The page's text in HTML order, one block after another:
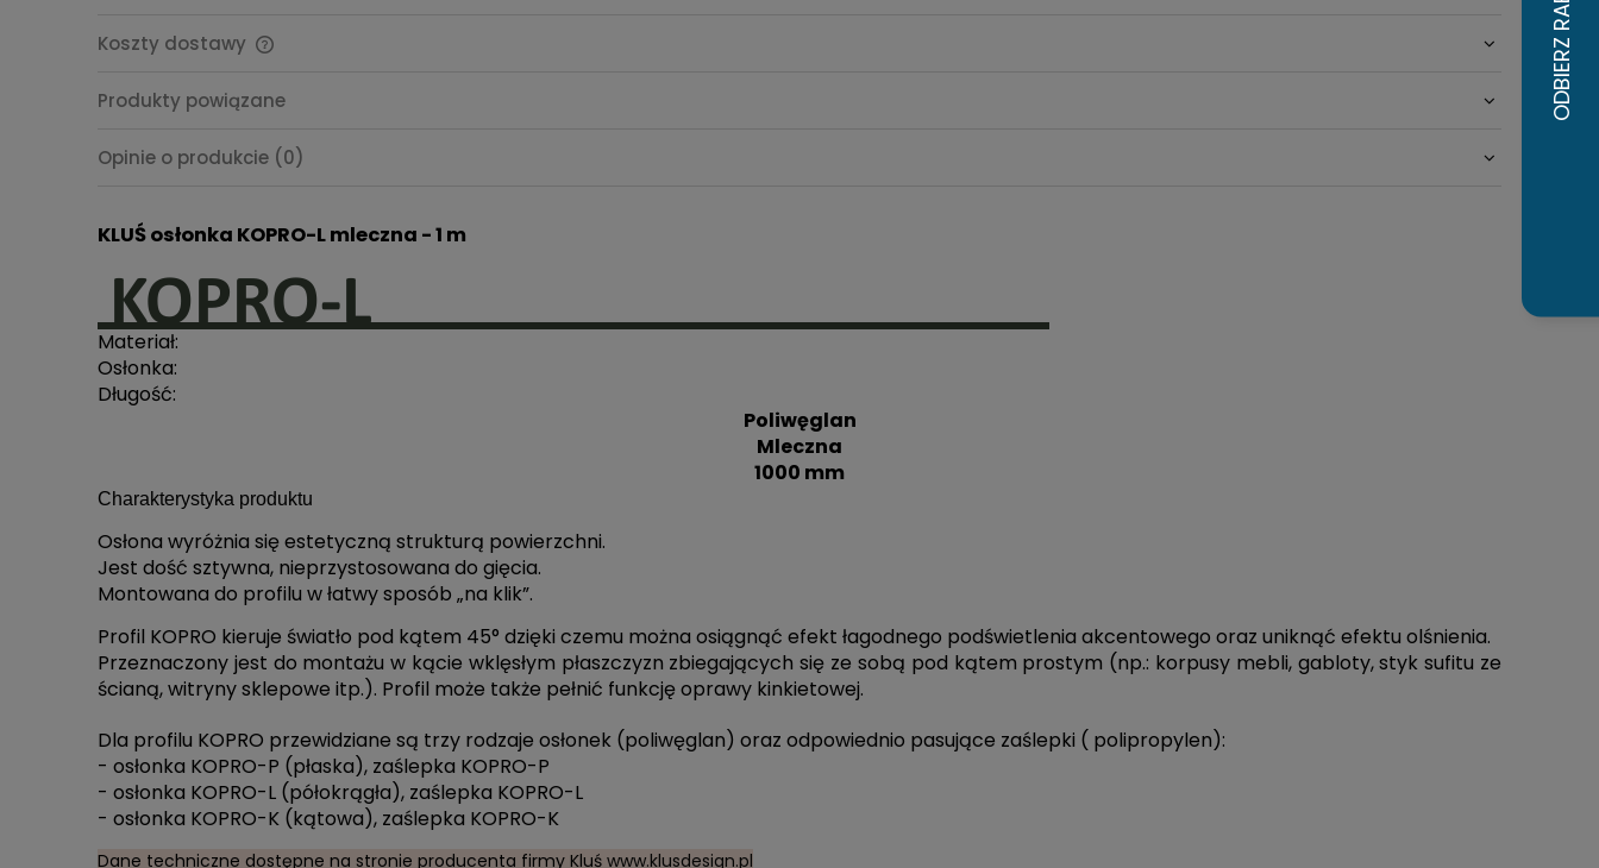
Koszty dostawy
Cena nie zawiera ewentualnych
Produkty powiązane
Opinie o produkcie (0)
KLUŚ osłonka KOPRO-L mleczna - 1 m
Materiał:
Osłonka:
Długość:
Poliwęglan
Mleczna
1000 mm
Charakterystyka produktu
Osłona wyróżnia się estetyczną strukturą powierzchni.
Jest dość sztywna, nieprzystosowana do gięcia.
Montowana do profilu w łatwy sposób „na klik”.
Profil KOPRO kieruje światło pod kątem 45° dzięki czemu można osiągnąć efekt łagodnego podświetlenia akcentowego oraz uniknąć efektu olśnienia.
Przeznaczony jest do montażu w kącie wklęsłym płaszczyzn zbiegających się ze sobą pod kątem prostym (np.: korpusy mebli, gabloty, styk sufitu ze
ścianą, witryny sklepowe itp.). Profil może także pełnić funkcję oprawy kinkietowej.
Dla profilu KOPRO przewidziane są trzy rodzaje osłonek (poliwęglan) oraz odpowiednio pasujące zaślepki ( polipropylen):
- osłonka KOPRO-P (płaska), zaślepka KOPRO-P
- osłonka KOPRO-L (półokrągła), zaślepka KOPRO-L
- osłonka KOPRO-K (kątowa), zaślepka KOPRO-K
Dane techniczne dostępne na stronie producenta firmy Kluś www.klusdesign.pl